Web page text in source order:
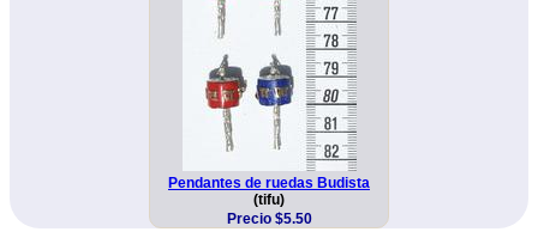
Pendantes de ruedas Budista
(tifu)
Precio $5.50